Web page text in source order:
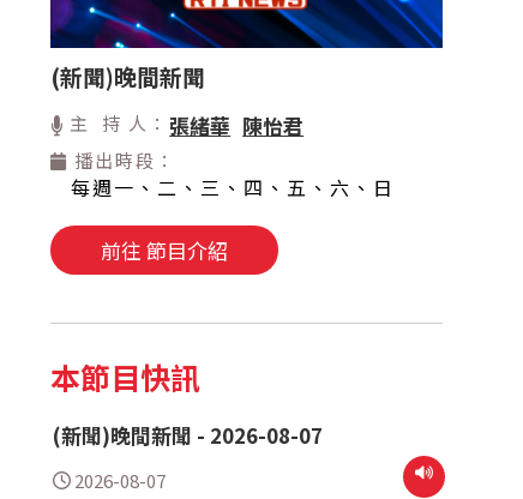
(新聞)晚間新聞
主 持 人： 張緒華 陳怡君
播出時段：
每週一、二、三、四、五、六、日
前往 節目介紹
本節目快訊
(新聞)晚間新聞 - 2026-08-07
2026-08-07